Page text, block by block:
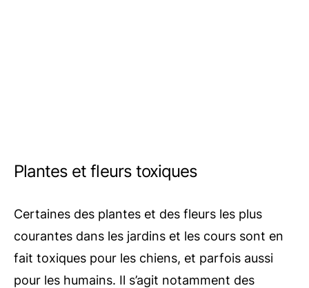
Plantes et fleurs toxiques
Certaines des plantes et des fleurs les plus
courantes dans les jardins et les cours sont en
fait toxiques pour les chiens, et parfois aussi
pour les humains. Il s’agit notamment des